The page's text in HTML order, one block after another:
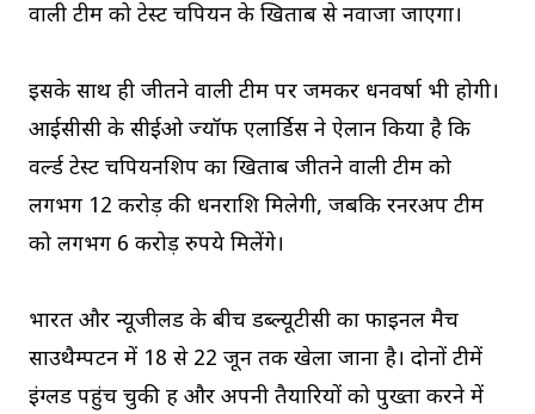
वाली टीम को टेस्ट चैंपियन के खिताब से नवाजा जाएगा।
इसके साथ ही जीतने वाली टीम पर जमकर धनवर्षा भी होगी।
आईसीसी के सीईओ ज्यॉफ एलार्डिस ने ऐलान किया है कि
वर्ल्ड टेस्ट चैंपियनशिप का खिताब जीतने वाली टीम को
लगभग 12 करोड़ की धनराशि मिलेगी, जबकि रनरअप टीम
को लगभग 6 करोड़ रुपये मिलेंगे।
भारत और न्यूजीलैंड के बीच डब्ल्यूटीसी का फाइनल मैच
साउथैम्पटन में 18 से 22 जून तक खेला जाना है। दोनों टीमें
इंग्लैंड पहुंच चुकी हैं और अपनी तैयारियों को पुख्ता करने में